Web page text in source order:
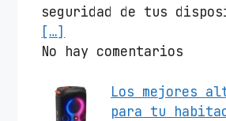
seguridad de tus
[…]
No hay comentarios
Los mejores
para tu